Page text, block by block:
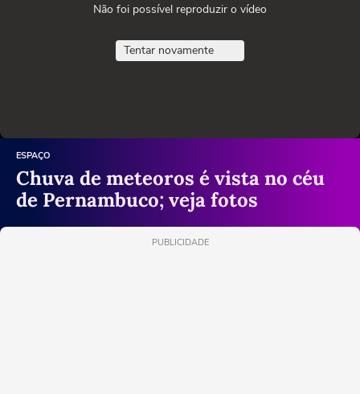
Não foi possível reproduzir o vídeo
Tentar novamente
ESPAÇO
Chuva de meteoros é vista no céu
de Pernambuco; veja fotos
PUBLICIDADE